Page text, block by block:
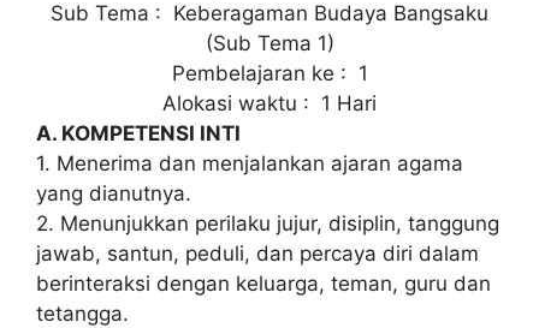
Sub Tema : Keberagaman Budaya Bangsaku
(Sub Tema 1)
Pembelajaran ke : 1
Alokasi waktu : 1 Hari
A. KOMPETENSI INTI
1. Menerima dan menjalankan ajaran agama
yang dianutnya.
2. Menunjukkan perilaku jujur, disiplin, tanggung
jawab, santun, peduli, dan percaya diri dalam
berinteraksi dengan keluarga, teman, guru dan
tetangga.